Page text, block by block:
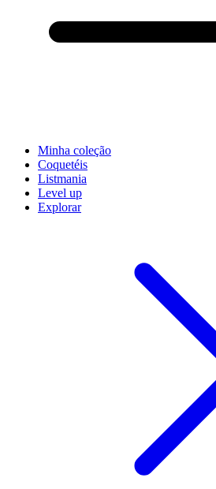
Minha coleção
Coquetéis
Listmania
Level up
Explorar